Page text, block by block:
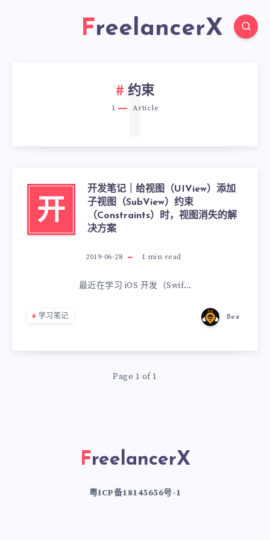
FreelancerX
约束
1 Article
1
开
开发笔记｜给视图（UIView）添加
子视图（SubView）约束
（Constraints）时，视图消失的解
决方案
2019-06-28 1 min read
最近在学习 iOS 开发（Swif…
学习笔记 Bee
Page 1 of 1
FreelancerX
粤ICP备18145656号-1